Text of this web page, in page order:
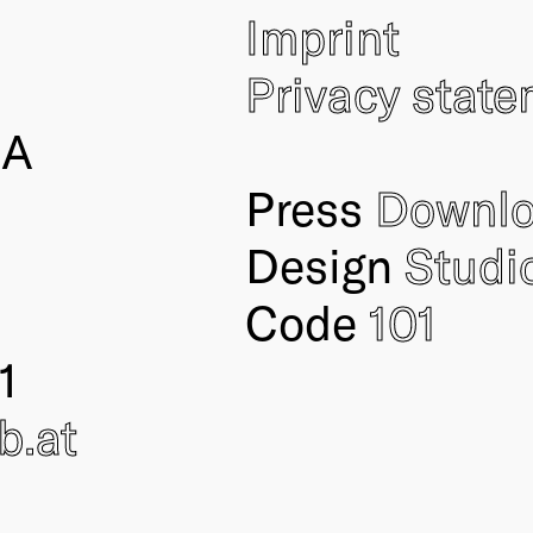
.at
Imprint
Privacy
Press
Design
Code 101